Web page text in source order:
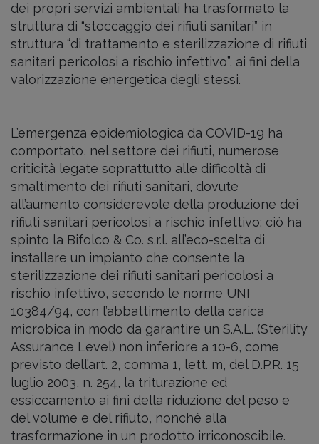
dei propri servizi ambientali ha trasformato la
struttura di “stoccaggio dei rifiuti sanitari” in
struttura “di trattamento e sterilizzazione di rifiuti
sanitari pericolosi a rischio infettivo”, ai fini della
valorizzazione energetica degli stessi.
L’emergenza epidemiologica da COVID-19 ha
comportato, nel settore dei rifiuti, numerose
criticità legate soprattutto alle difficoltà di
smaltimento dei rifiuti sanitari, dovute
all’aumento considerevole della produzione dei
rifiuti sanitari pericolosi a rischio infettivo; ciò ha
spinto la Bifolco & Co. s.r.l. all’eco-scelta di
installare un impianto che consente la
sterilizzazione dei rifiuti sanitari pericolosi a
rischio infettivo, secondo le norme UNI
10384/94, con l’abbattimento della carica
microbica in modo da garantire un S.A.L. (Sterility
Assurance Level) non inferiore a 10-6, come
previsto dell’art. 2, comma 1, lett. m, del D.P.R. 15
luglio 2003, n. 254, la triturazione ed
essiccamento ai fini della riduzione del peso e
del volume e del rifiuto, nonché alla
trasformazione in un prodotto irriconoscibile.